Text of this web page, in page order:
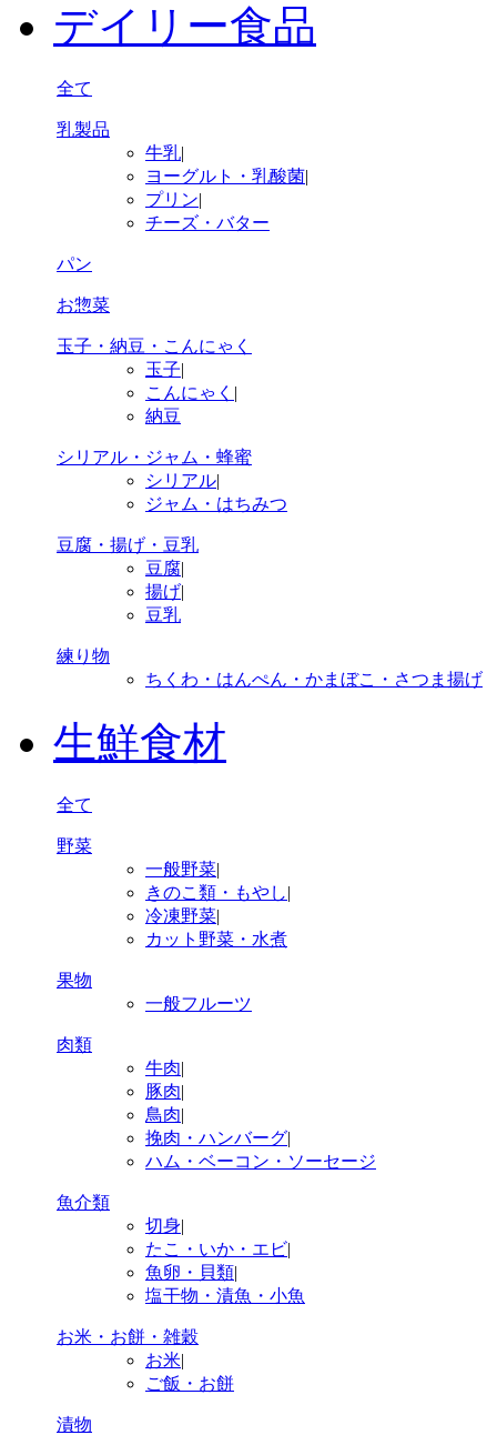
デイリー食品
全て
乳製品
牛乳|
ヨーグルト・乳酸菌|
プリン|
チーズ・バター
パン
お惣菜
玉子・納豆・こんにゃく
玉子|
こんにゃく |
納豆
シリアル・ジャム・蜂蜜
シリアル|
ジャム・はちみつ
豆腐・揚げ・豆乳
豆腐|
揚げ|
豆乳
練り物
ちくわ・はんぺん・かまぼこ・さつま揚げ
生鮮食材
全て
野菜
一般野菜|
きのこ類・もやし|
冷凍野菜|
カット野菜・水煮
果物
一般フルーツ
肉類
牛肉|
豚肉|
鳥肉|
挽肉・ハンバーグ|
ハム・ベーコン・ソーセージ
魚介類
切身|
たこ・いか・エビ|
魚卵・貝類|
塩干物・漬魚・小魚
お米・お餅・雑穀
お米|
ご飯・お餅
漬物